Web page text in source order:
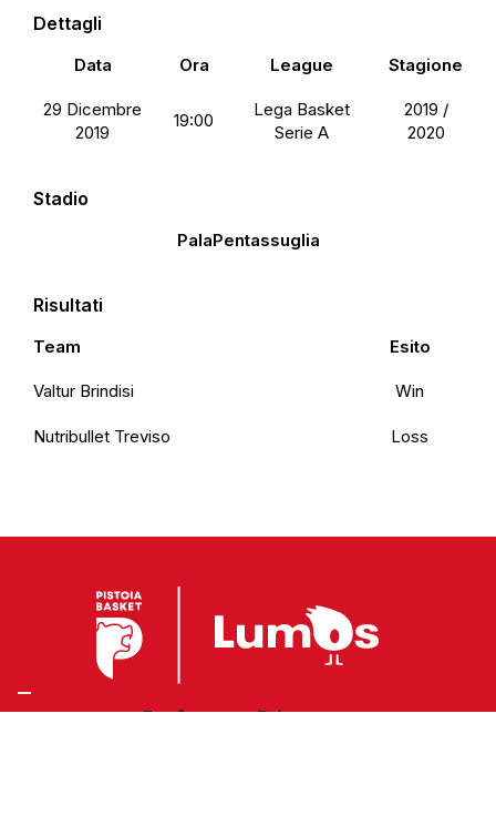
Dettagli
Data Ora League Stagione
29 Dicembre
2019
19:00
Lega Basket
Serie A
2019 /
2020
Stadio
PalaPentassuglia
Risultati
Team Esito
Valtur Brindisi Win
Nutribullet Treviso Loss
Preferenze Privacy